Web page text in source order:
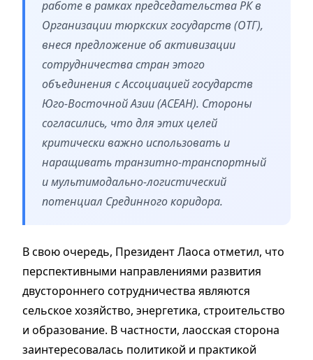
работе в рамках председательства РК в
Организации тюркских государств (ОТГ),
внеся предложение об активизации
сотрудничества стран этого
объединения с Ассоциацией государств
Юго-Восточной Азии (АСЕАН). Стороны
согласились, что для этих целей
критически важно использовать и
наращивать транзитно-транспортный
и мультимодально-логистический
потенциал Срединного коридора.
В свою очередь, Президент Лаоса отметил, что
перспективными направлениями развития
двустороннего сотрудничества являются
сельское хозяйство, энергетика, строительство
и образование. В частности, лаосская сторона
заинтересовалась политикой и практикой